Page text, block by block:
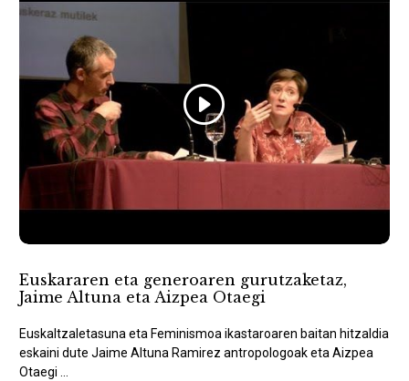
Euskararen eta generoaren gurutzaketaz,
Jaime Altuna eta Aizpea Otaegi
Euskaltzaletasuna eta Feminismoa ikastaroaren baitan hitzaldia
eskaini dute Jaime Altuna Ramirez antropologoak eta Aizpea
Otaegi ...